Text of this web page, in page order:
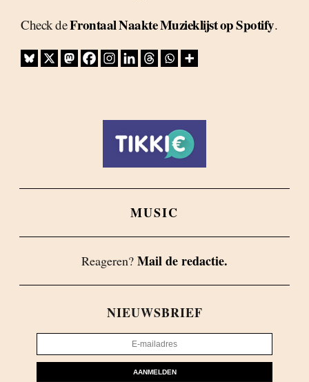
Check deFrontaal Naakte Muzieklijst op Spotify.
MUSIC
Reageren? Mail de redactie.
NIEUWSBRIEF
AANMELDEN